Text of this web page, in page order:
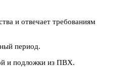
и отвечает требованиям
период.
и подложки из ПВХ.